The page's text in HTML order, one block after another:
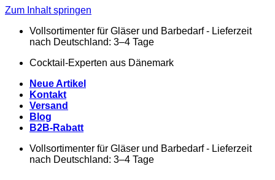
Zum Inhalt springen
Vollsortimenter für Gläser und Barbedarf - Lieferzeit
nach Deutschland: 3–4 Tage
Cocktail-Experten aus Dänemark
Neue Artikel
Kontakt
Versand
Blog
B2B-Rabatt
Vollsortimenter für Gläser und Barbedarf - Lieferzeit
nach Deutschland: 3–4 Tage